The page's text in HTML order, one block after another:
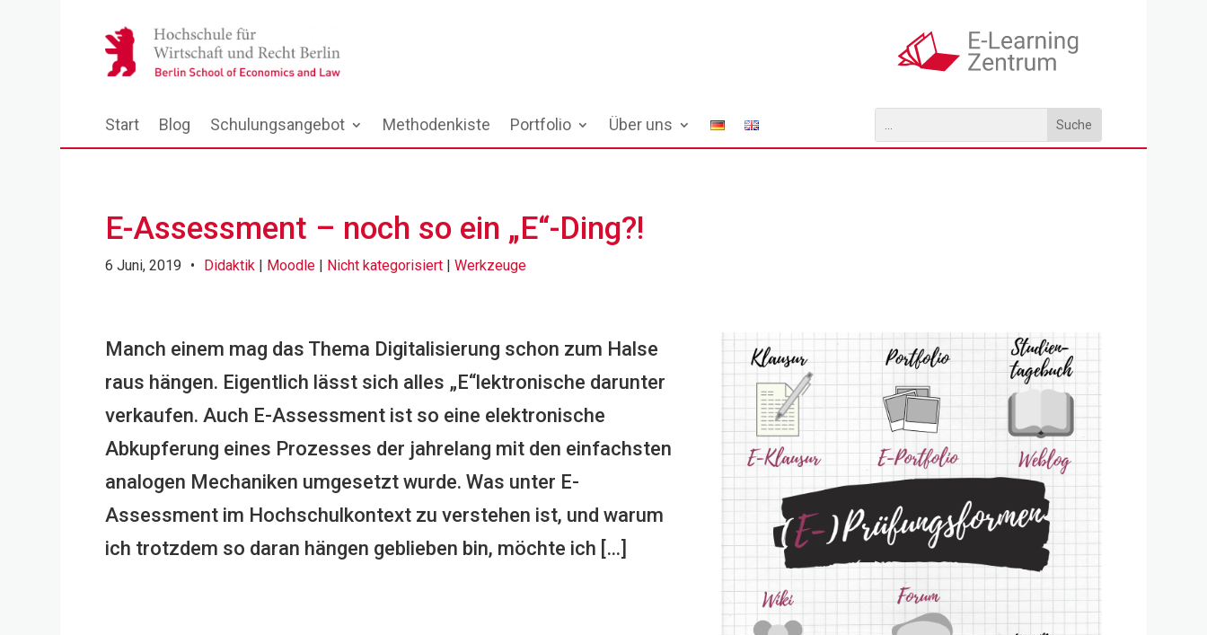
Start Blog Schulungsangebot Methodenkiste Portfolio Über uns
E-Assessment – noch so ein „E“-Ding?!
6 Juni, 2019 • Didaktik | Moodle | Nicht kategorisiert |Werkzeuge
Manch einem mag das Thema Digitalisierung schon zum Halse
raus hängen. Eigentlich lässt sich alles „E“lektronische darunter
verkaufen. Auch E-Assessment ist so eine elektronische
Abkupferung eines Prozesses der jahrelang mit den einfachsten
analogen Mechaniken umgesetzt wurde. Was unter E-
Assessment im Hochschulkontext zu verstehen ist, und warum
ich trotzdem so daran hängen geblieben bin, möchte ich […]